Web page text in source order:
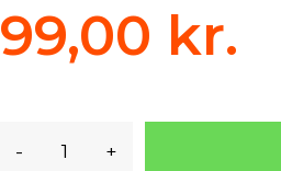
99,00 kr.
- +